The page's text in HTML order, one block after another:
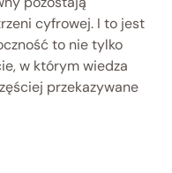
cyfrowej. I to jest
to nie tylko
w którym wiedza
przekazywane